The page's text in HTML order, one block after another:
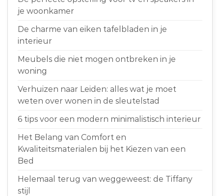
je woonkamer
De charme van eiken tafelbladen in je
interieur
Meubels die niet mogen ontbreken in je
woning
Verhuizen naar Leiden: alles wat je moet
weten over wonen in de sleutelstad
6 tips voor een modern minimalistisch interieur
Het Belang van Comfort en
Kwaliteitsmaterialen bij het Kiezen van een
Bed
Helemaal terug van weggeweest: de Tiffany
stijl